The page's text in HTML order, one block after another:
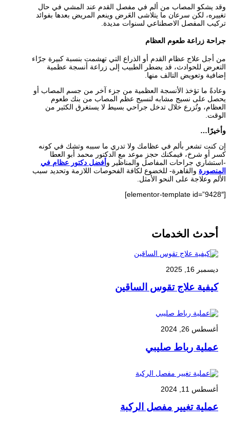
أحدث الخدمات
ديسمبر 16, 2025
كيفية علاج تقوس الساقين
أغسطس 26, 2024
عملية رباط صليبي
أغسطس 11, 2024
عملية تغيير مفصل الركبة
وقد يشكو المصاب من ألم في مفصل القدم عند المشي في حال
تغييره، لكن سرعان ما يتلاشى العَرض وينعم المريض بعدها بفوائد
تركيب المفصل الاصطناعي لسنوات مديدة.
جراحة زراعة طعوم العظام
من أجل علاج عظام القدم أو الذراع التي تهشمت بنسبة كبيرة جرّاء
التعرض للحوادث، قد يضطر الطبيب إلى زراعة أنسجة عظمية
إضافية وتعويض التالف منها.
وعادةً ما تؤخذ الأنسجة العظمية من جزء آخر من جسم المصاب أو
يحصل على نسيج مشابه لنسيج عظم المصاب من بنك طعوم
العظام، وتُزرع خلال تدخل جراحي بسيط لا يستغرق الكثير من
الوقت.
وأخيرًا…
إن كنت تشعر بألم في عظامك ولا تدري ما سببه وتشك في كونه
كسر أو شرخ، فيمكنك حجز موعد مع الدكتور محمد أبو العطا
-استشاري جراحات المفاصل والمناظير و أفضل دكتور عظام في
المنصورة والقاهرة- للخضوع لكافة الفحوصات اللازمة وتحديد سبب
الألم وعلاجة على النحو الأمثل.
[elementor-template id=”9428″]